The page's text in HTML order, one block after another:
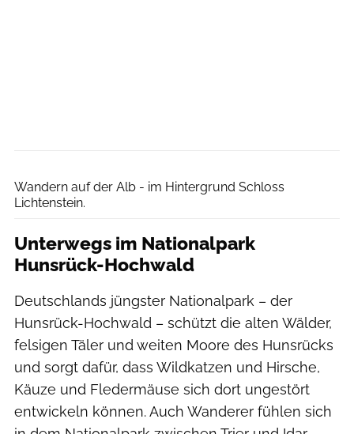
Wandern auf der Alb - im Hintergrund Schloss
Lichtenstein.
Unterwegs im Nationalpark
Hunsrück-Hochwald
Deutschlands jüngster Nationalpark – der
Hunsrück-Hochwald – schützt die alten Wälder,
felsigen Täler und weiten Moore des Hunsrücks
und sorgt dafür, dass Wildkatzen und Hirsche,
Käuze und Fledermäuse sich dort ungestört
entwickeln können. Auch Wanderer fühlen sich